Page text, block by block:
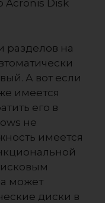
разделов на
А вот если
имеется
его в
не
имеется
может
диски в